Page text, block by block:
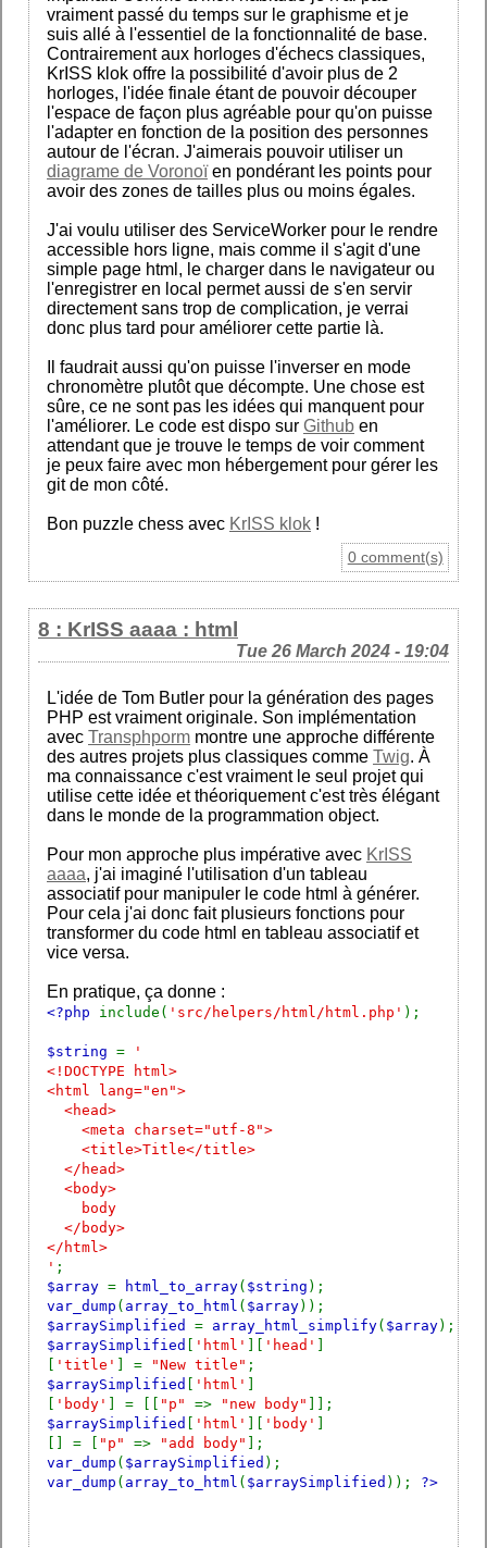
vraiment passé du temps sur le graphisme et je
suis allé à l'essentiel de la fonctionnalité de base.
Contrairement aux horloges d'échecs classiques,
KrISS klok offre la possibilité d'avoir plus de 2
horloges, l'idée finale étant de pouvoir découper
l'espace de façon plus agréable pour qu'on puisse
l'adapter en fonction de la position des personnes
autour de l'écran. J'aimerais pouvoir utiliser un
diagrame de Voronoïen pondérant les points pour
avoir des zones de tailles plus ou moins égales.
J'ai voulu utiliser des ServiceWorker pour le rendre
accessible hors ligne, mais comme il s'agit d'une
simple page html, le charger dans le navigateur ou
l'enregistrer en local permet aussi de s'en servir
directement sans trop de complication, je verrai
donc plus tard pour améliorer cette partie là.
Il faudrait aussi qu'on puisse l'inverser en mode
chronomètre plutôt que décompte. Une chose est
sûre, ce ne sont pas les idées qui manquent pour
l'améliorer. Le code est dispo sur Github en
attendant que je trouve le temps de voir comment
je peux faire avec mon hébergement pour gérer les
git de mon côté.
Bon puzzle chess avec KrISS klok !
0 comment(s)
8 : KrISS aaaa : html
Tue 26 March 2024 - 19:04
L'idée de Tom Butler pour la génération des pages
PHP est vraiment originale. Son implémentation
avec Transphporm montre une approche différente
des autres projets plus classiques comme Twig. À
ma connaissance c'est vraiment le seul projet qui
utilise cette idée et théoriquement c'est très élégant
dans le monde de la programmation object.
Pour mon approche plus impérative avec KrISS
aaaa, j'ai imaginé l'utilisation d'un tableau
associatif pour manipuler le code html à générer.
Pour cela j'ai donc fait plusieurs fonctions pour
transformer du code html en tableau associatif et
vice versa.
En pratique, ça donne :
<?php include( 'src/helpers/html/html.php' );
$string =
'
<!DOCTYPE html>
<html lang="en">
<head>
<meta charset="utf-8">
<title>Title</title>
</head>
<body>
body
</body>
</html>
' ;
$array = html_to_array( $string );
var_dump ( array_to_html ( $array));
$arraySimplified = array_html_simplify( $array);
$arraySimplified [ 'html' ][ 'head' ]
[ 'title' ] = "New title" ;
$arraySimplified [ 'html' ]
[ 'body' ] = [[ "p" => "new body" ]];
$arraySimplified [ 'html' ][ 'body' ]
[] = [ "p" => "add body" ];
var_dump ( $arraySimplified );
var_dump ( array_to_html ( $arraySimplified )); ?>